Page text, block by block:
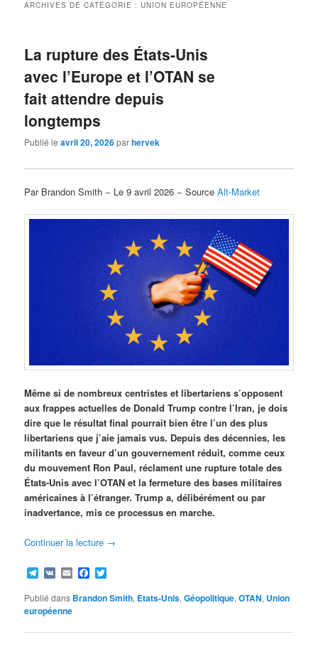
ARCHIVES DE CATÉGORIE :UNION EUROPÉENNE
La rupture des États-Unis
avec l’Europe et l’OTAN se
fait attendre depuis
longtemps
Publié leavril 20, 2026parhervek
Par Brandon Smith − Le 9 avril 2026 − SourceAlt-Market
Même si de nombreux centristes et libertariens s’opposent
aux frappes actuelles de Donald Trump contre l’Iran, je dois
dire que le résultat final pourrait bien être l’un des plus
libertariens que j’aie jamais vus. Depuis des décennies, les
militants en faveur d’un gouvernement réduit, comme ceux
du mouvement Ron Paul, réclament une rupture totale des
États-Unis avec l’OTAN et la fermeture des bases militaires
américaines à l’étranger. Trump a, délibérément ou par
inadvertance, mis ce processus en marche.
Continuer la lecture →
Telegram
VK EmailFacebook
Publié dans Brandon Smith, Etats-Unis,Géopolitique,OTAN, Union
européenne